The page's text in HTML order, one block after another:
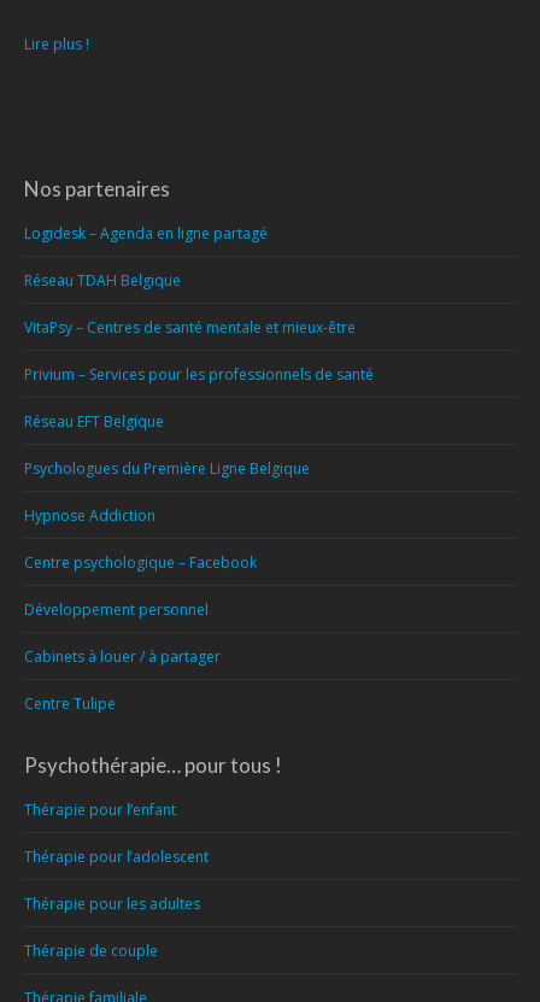
Lire plus !
Nos partenaires
Logidesk – Agenda en ligne partagé
Réseau TDAH Belgique
VitaPsy – Centres de santé mentale et mieux-être
Privium – Services pour les professionnels de santé
Réseau EFT Belgique
Psychologues du Première Ligne Belgique
Hypnose Addiction
Centre psychologique – Facebook
Développement personnel
Cabinets à louer / à partager
Centre Tulipe
Psychothérapie… pour tous !
Thérapie pour l’enfant
Thérapie pour l’adolescent
Thérapie pour les adultes
Thérapie de couple
Thérapie familiale